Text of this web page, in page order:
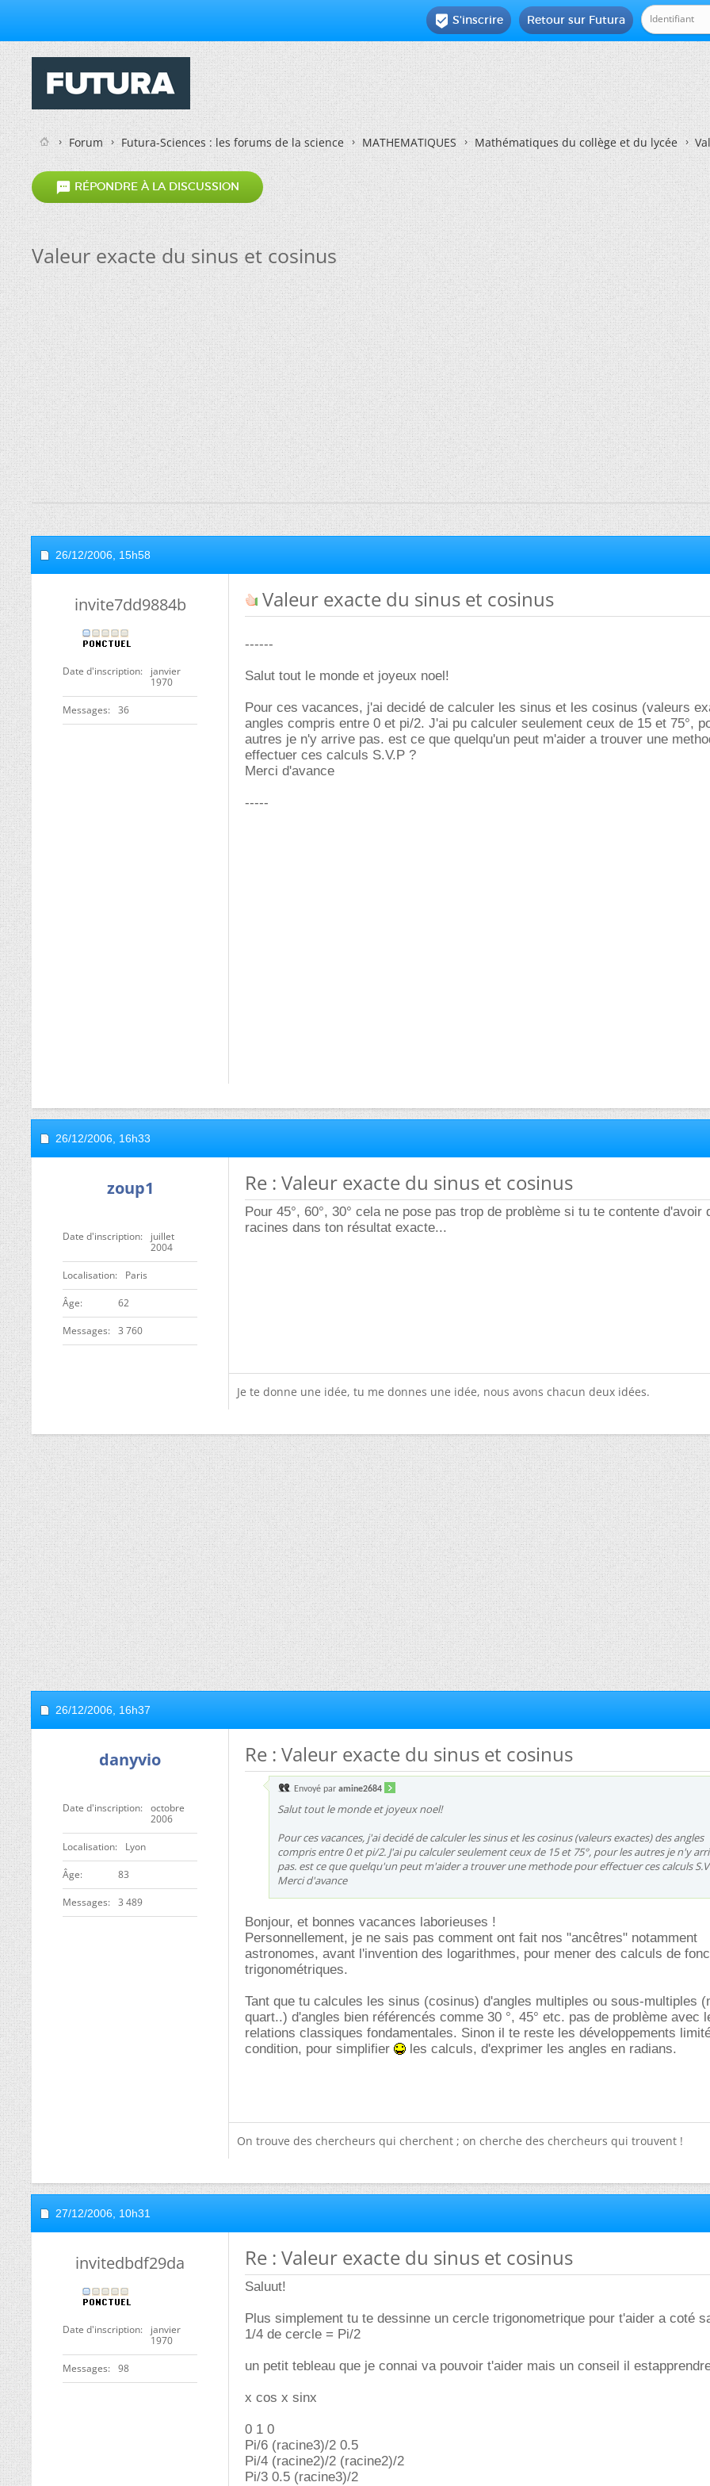
Retour sur Futura
 S'inscrire
Forum Futura-Sciences : les forums de la science MATHEMATIQUES Mathématiques du collège et du lycée
 RÉPONDRE À LA DISCUSSION
Valeur exacte du sinus et cosinus
26/12/2006, 15h58
invite7dd9884b
Date d'inscription
janvier
1970
Messages 36
Valeur exacte du sinus et cosinus
------
Salut tout le monde et joyeux noel!
Pour ces vacances, j'ai decidé de calculer les sinus et les cosinus (valeurs
angles compris entre 0 et pi/2. J'ai pu calculer seulement ceux de 15 et 75°,
autres je n'y arrive pas. est ce que quelqu'un peut m'aider a trouver une
effectuer ces calculs S.V.P ?
Merci d'avance
-----
26/12/2006, 16h33
zoup1
Date d'inscription
juillet
2004
Localisation Paris
ge 62
Messages 3 760
Re : Valeur exacte du sinus et cosinus
Pour 45°, 60°, 30° cela ne pose pas trop de problème si tu te contente d'avoir
racines dans ton résultat exacte...
Je te donne une idée, tu me donnes une idée, nous avons chacun deux idées.
26/12/2006, 16h37
danyvio
Date d'inscription
octobre
2006
Localisation Lyon
ge 83
Messages 3 489
Re : Valeur exacte du sinus et cosinus
Envoyé par amine2684
Salut tout le monde et joyeux noel!
Pour ces vacances, j'ai decidé de calculer les sinus et les cosinus (valeurs exactes) des angles
compris entre 0 et pi/2. J'ai pu calculer seulement ceux de 15 et 75°, pour les autres je n'y
pas. est ce que quelqu'un peut m'aider a trouver une methode pour effectuer ces calculs
Merci d'avance
Bonjour, et bonnes vacances laborieuses !
Personnellement, je ne sais pas comment ont fait nos "ancêtres" notamment
astronomes, avant l'invention des logarithmes, pour mener des calculs de
trigonométriques.
Tant que tu calcules les sinus (cosinus) d'angles multiples ou sous-multiples
quart..) d'angles bien référencés comme 30 °, 45° etc. pas de problème avec
relations classiques fondamentales. Sinon il te reste les développements
condition, pour simplifier
les calculs, d'exprimer les angles en radians.
On trouve des chercheurs qui cherchent ; on cherche des chercheurs qui trouvent !
27/12/2006, 10h31
invitedbdf29da
Date d'inscription
janvier
1970
Messages 98
Re : Valeur exacte du sinus et cosinus
Saluut!
Plus simplement tu te dessinne un cercle trigonometrique pour t'aider a coté
1/4 de cercle = Pi/2
un petit tebleau que je connai va pouvoir t'aider mais un conseil il
x cos x sinx
0 1 0
Pi/6 (racine3)/2 0.5
Pi/4 (racine2)/2 (racine2)/2
Pi/3 0.5 (racine3)/2